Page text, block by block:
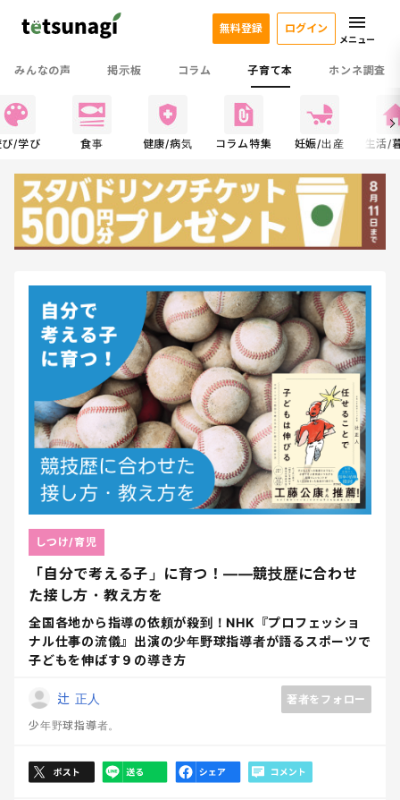
みんなの声 掲示板 コラム 子育て本 ホンネ調査
無料登録 ログイン
メニュー
び/学び 食事 健康/病気 コラム特集 妊娠/出産 生活/
「自分で考える子」に育つ！――競技歴に合わせ
た接し方・教え方を
全国各地から指導の依頼が殺到！NHK『プロフェッショ
ナル仕事の流儀』出演の少年野球指導者が語るスポーツで
子どもを伸ばす９の導き方
しつけ/育児
辻 正人
著者をフォロー
少年野球指導者。